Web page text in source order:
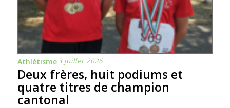
Athlétisme3 juillet 2026
Deux frères, huit podiums et
quatre titres de champion
cantonal